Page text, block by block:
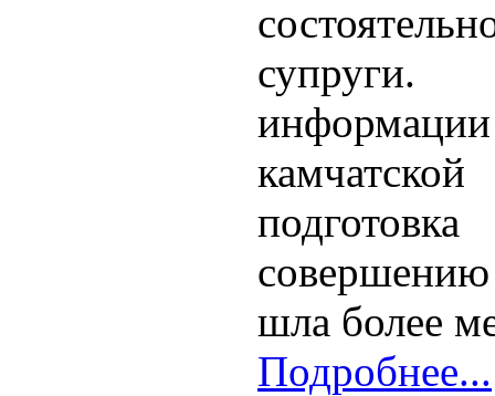
информации
шла более
Подробнее...